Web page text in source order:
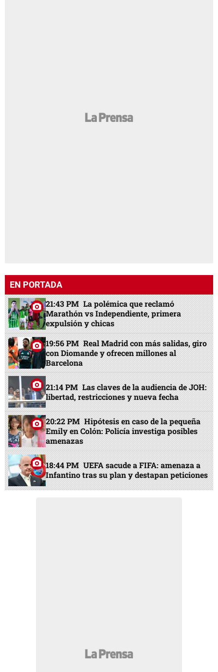
EN PORTADA
21:43 PM La polémica que reclamó
Marathón vs Independiente, primera
expulsión y chicas
19:56 PM Real Madrid con más salidas, giro
con Diomande y ofrecen millones al
Barcelona
21:14 PM Las claves de la audiencia de JOH:
libertad, restricciones y nueva fecha
20:22 PM Hipótesis en caso de la pequeña
Emily en Colón: Policía investiga posibles
amenazas
18:44 PM UEFA sacude a FIFA: amenaza a
Infantino tras su plan y destapan peticiones